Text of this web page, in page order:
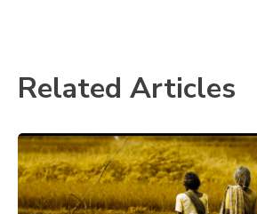
Related Articles